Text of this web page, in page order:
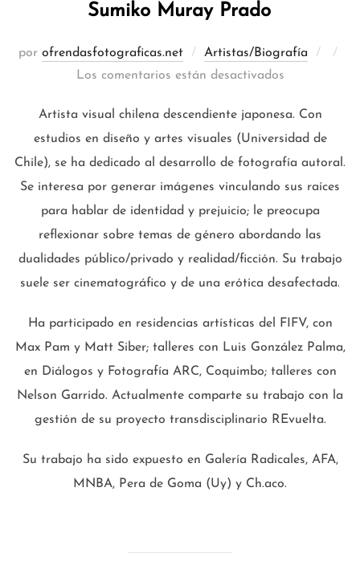
Sumiko Muray Prado
por ofrendasfotograficas.net Artistas/Biografía
Los comentarios están desactivados
Artista visual chilena descendiente japonesa. Con
estudios en diseño y artes visuales (Universidad de
Chile), se ha dedicado al desarrollo de fotografía autoral.
Se interesa por generar imágenes vinculando sus raíces
para hablar de identidad y prejuicio; le preocupa
reflexionar sobre temas de género abordando las
dualidades público/privado y realidad/ficción. Su trabajo
suele ser cinematográfico y de una erótica desafectada.
Ha participado en residencias artísticas del FIFV, con
Max Pam y Matt Siber; talleres con Luis González Palma,
en Diálogos y Fotografía ARC, Coquimbo; talleres con
Nelson Garrido. Actualmente comparte su trabajo con la
gestión de su proyecto transdisciplinario REvuelta.
Su trabajo ha sido expuesto en Galería Radicales, AFA,
MNBA, Pera de Goma (Uy) y Ch.aco.